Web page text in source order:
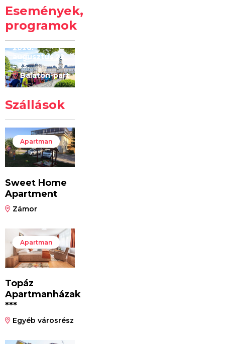
Események,
programok
Kilóméterek
2026
2026.
augusztus 22
– 23.
Balaton-part
Szállások
Apartman
Sweet Home
Apartment
Zámor
Apartman
Topáz
Apartmanházak
***
Egyéb városrész